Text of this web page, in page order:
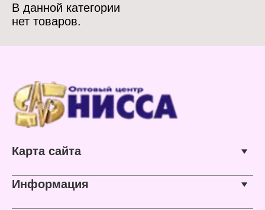
В данной категории
нет товаров.
Карта сайта
Информация